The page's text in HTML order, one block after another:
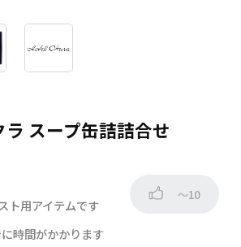
スープ缶詰詰合せ
ト用アイテムです
～10
時間がかかります